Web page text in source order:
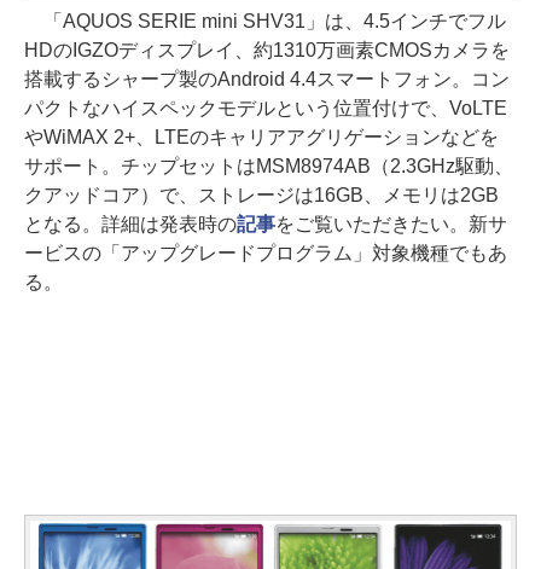
「AQUOS SERIE mini SHV31」は、4.5インチでフル
HDのIGZOディスプレイ、約1310万画素CMOSカメラを
搭載するシャープ製のAndroid 4.4スマートフォン。コン
パクトなハイスペックモデルという位置付けで、VoLTE
やWiMAX 2+、LTEのキャリアアグリゲーションなどを
サポート。チップセットはMSM8974AB（2.3GHz駆動、
クアッドコア）で、ストレージは16GB、メモリは2GB
となる。詳細は発表時の記事をご覧いただきたい。新サ
ービスの「アップグレードプログラム」対象機種でもあ
る。